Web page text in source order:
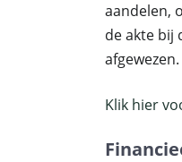
aandelen,
de akte bij
afgewezen.
Klik hier